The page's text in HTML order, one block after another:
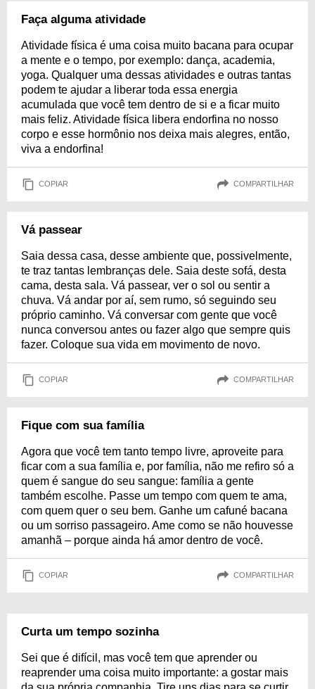
Faça alguma atividade
Atividade física é uma coisa muito bacana para ocupar
a mente e o tempo, por exemplo: dança, academia,
yoga. Qualquer uma dessas atividades e outras tantas
podem te ajudar a liberar toda essa energia
acumulada que você tem dentro de si e a ficar muito
mais feliz. Atividade física libera endorfina no nosso
corpo e esse hormônio nos deixa mais alegres, então,
viva a endorfina!
COPIAR COMPARTILHAR
Vá passear
Saia dessa casa, desse ambiente que, possivelmente,
te traz tantas lembranças dele. Saia deste sofá, desta
cama, desta sala. Vá passear, ver o sol ou sentir a
chuva. Vá andar por aí, sem rumo, só seguindo seu
próprio caminho. Vá conversar com gente que você
nunca conversou antes ou fazer algo que sempre quis
fazer. Coloque sua vida em movimento de novo.
COPIAR COMPARTILHAR
Fique com sua família
Agora que você tem tanto tempo livre, aproveite para
ficar com a sua família e, por família, não me refiro só a
quem é sangue do seu sangue: família a gente
também escolhe. Passe um tempo com quem te ama,
com quem quer o seu bem. Ganhe um cafuné bacana
ou um sorriso passageiro. Ame como se não houvesse
amanhã – porque ainda há amor dentro de você.
COPIAR COMPARTILHAR
Curta um tempo sozinha
Sei que é difícil, mas você tem que aprender ou
reaprender uma coisa muito importante: a gostar mais